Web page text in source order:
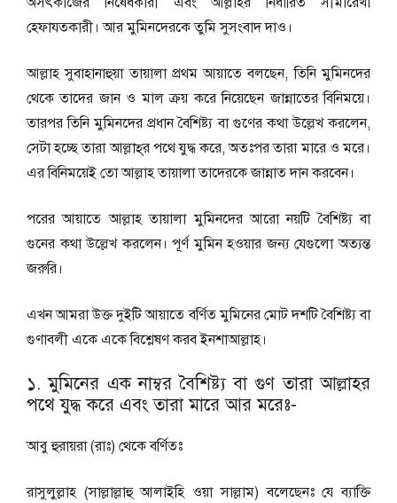
হেফাযতকারী। আর মুমিনদেরকে তুমি সুসংবাদ দাও।
আল্লাহ সুবাহানাহুয়া তায়ালা প্রথম আয়াতে বলছেন, তিনি মুমিনদের
থেকে তাদের জান ও মাল ক্রয় করে নিয়েছেন জান্নাতের বিনিময়ে।
তারপর তিনি মুমিনদের প্রধান বৈশিষ্ট্য বা গুণের কথা উল্লেখ করলেন,
সেটা হচ্ছে তারা আল্লাহ্‌র পথে যুদ্ধ করে, অতঃপর তারা মারে ও মরে।
এর বিনিময়েই তো আল্লাহ তায়ালা তাদেরকে জান্নাত দান করবেন।
পরের আয়াতে আল্লাহ তায়ালা মুমিনদের আরো নয়টি বৈশিষ্ট্য বা
গুনের কথা উল্লেখ করলেন। পূর্ণ মুমিন হওয়ার জন্য যেগুলো অত্যন্ত
জরুরি।
এখন আমরা উক্ত দুইটি আয়াতে বর্ণিত মুমিনের মোট দশটি বৈশিষ্ট্য বা
গুণাবলী একে একে বিশ্লেষণ করব ইনশাআল্লাহ।
১. মুমিনের এক নাম্বর বৈশিষ্ট্য বা গুণ তারা আল্লাহর
পথে যুদ্ধ করে এবং তারা মারে আর মরেঃ-
আবু হুরায়রা (রাঃ) থেকে বর্ণিতঃ
রাসুলুল্লাহ (সাল্লাল্লাহু আলাইহি ওয়া সাল্লাম) বলেছেনঃ যে ব্যাক্তি